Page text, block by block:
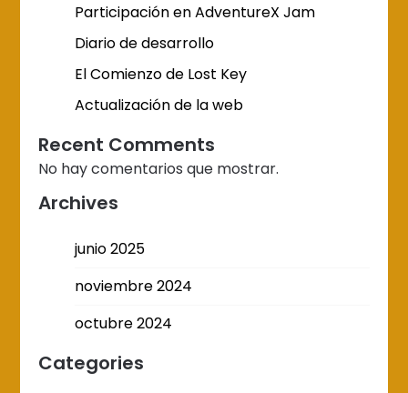
Participación en AdventureX Jam
Diario de desarrollo
El Comienzo de Lost Key
Actualización de la web
Recent Comments
No hay comentarios que mostrar.
Archives
junio 2025
noviembre 2024
octubre 2024
Categories